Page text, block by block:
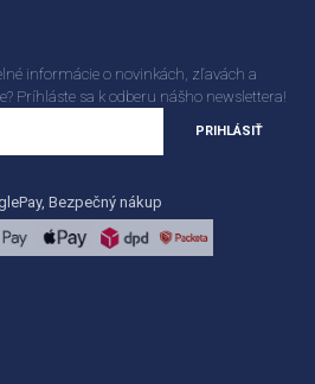
informácie o novinkách, zľavách a
Príhláste sa k odberu nášho newslettera!
PRIHLÁSIŤ
Bezpečný nákup